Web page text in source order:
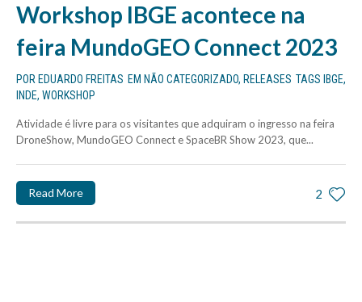
Workshop IBGE acontece na
feira MundoGEO Connect 2023
POR EDUARDO FREITAS EM NÃO CATEGORIZADO, RELEASES TAGS IBGE,
INDE, WORKSHOP
Atividade é livre para os visitantes que adquiram o ingresso na feira
DroneShow, MundoGEO Connect e SpaceBR Show 2023, que...
2
Read More